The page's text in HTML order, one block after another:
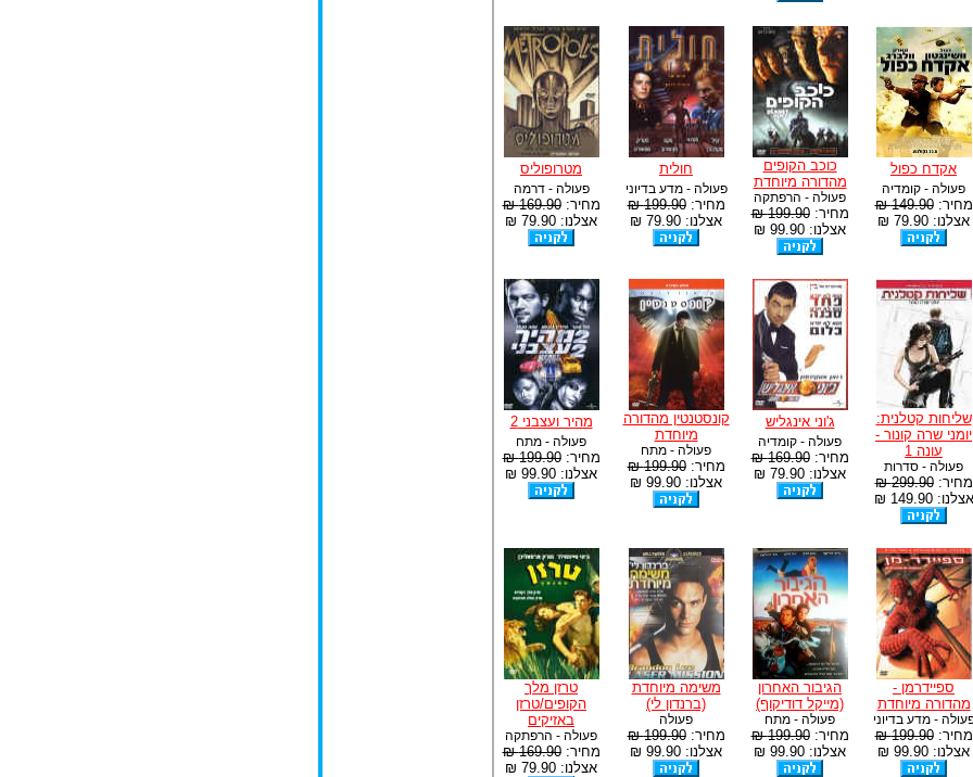
אקדח כפול
פעולה - קומדיה
מחיר:149.90 ₪
אצלנו: 79.90 ₪
כוכב הקופים
מהדורה מיוחדת
פעולה - הרפתקה
מחיר:199.90 ₪
אצלנו: 99.90 ₪
חולית
פעולה - מדע בדיוני
מחיר:199.90 ₪
אצלנו: 79.90 ₪
מטרופוליס
פעולה - דרמה
מחיר:169.90 ₪
אצלנו: 79.90 ₪
שליחות קטלנית:
יומני שרה קונור -
עונה 1
פעולה - סדרות
מחיר:299.90 ₪
אצלנו: 149.90 ₪
ג'וני אינגליש
פעולה - קומדיה
מחיר:169.90 ₪
אצלנו: 79.90 ₪
קונסטנטין מהדורה
מיוחדת
פעולה - מתח
מחיר:199.90 ₪
אצלנו: 99.90 ₪
מהיר ועצבני 2
פעולה - מתח
מחיר:199.90 ₪
אצלנו: 99.90 ₪
ספיידרמן -
מהדורה מיוחדת
- מדע בדיוני
מחיר:199.90 ₪
אצלנו: 99.90 ₪
הגיבור האחרון
(מייקל דודיקוף)
פעולה - מתח
מחיר:199.90 ₪
אצלנו: 99.90 ₪
משימה מיוחדת
(ברנדון לי)
פעולה
מחיר:199.90 ₪
אצלנו: 99.90 ₪
טרזן מלך
הקופים/טרזן
באזיקים
פעולה - הרפתקה
מחיר:169.90 ₪
אצלנו: 79.90 ₪